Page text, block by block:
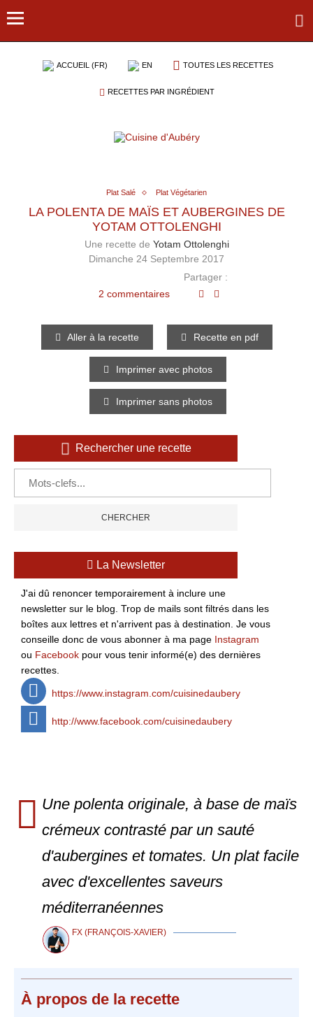
ACCUEIL (FR) EN TOUTES LES RECETTES
RECETTES PAR INGRÉDIENT
Plat Salé Plat Végétarien
LA POLENTA DE MAÏS ET AUBERGINES DE
YOTAM OTTOLENGHI
Une recette de Yotam Ottolenghi
Dimanche 24 Septembre 2017
2 commentaires
Partager :
Aller à la recette Recette en pdf
Imprimer avec photos
Imprimer sans photos
Rechercher une recette
La Newsletter
J'ai dû renoncer temporairement à inclure une
newsletter sur le blog. Trop de mails sont filtrés dans les
boîtes aux lettres et n'arrivent pas à destination. Je vous
conseille donc de vous abonner à ma page Instagram
ou Facebook pour vous tenir informé(e) des dernières
recettes.
https://www.instagram.com/cuisinedaubery
http://www.facebook.com/cuisinedaubery
Une polenta originale, à base de maïs
crémeux contrasté par un sauté
d'aubergines et tomates. Un plat facile
avec d'excellentes saveurs
méditerranéennes
FX (FRANÇOIS-XAVIER)
À propos de la recette